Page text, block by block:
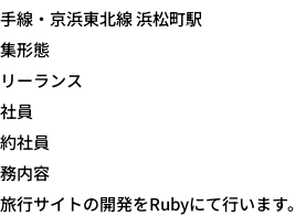
線・京浜東北線 浜松町駅
形態
ーランス
員
社員
内容
行サイトの開発をRubyにて行います。